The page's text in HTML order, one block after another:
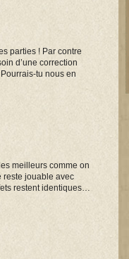
parties ! Par contre
d’une correction
tu nous en
meilleurs comme on
reste jouable avec
restent identiques…